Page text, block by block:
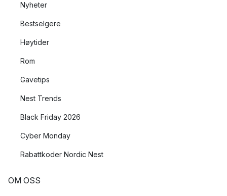
Nyheter
Bestselgere
Høytider
Rom
Gavetips
Nest Trends
Black Friday 2026
Cyber Monday
Rabattkoder Nordic Nest
OM OSS